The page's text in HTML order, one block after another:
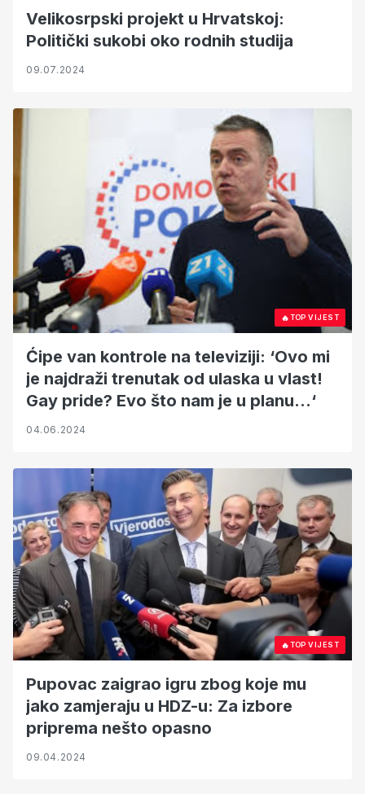
Velikosrpski projekt u Hrvatskoj:
Politički sukobi oko rodnih studija
09.07.2024
🔥TOP VIJEST
Ćipe van kontrole na televiziji: ‘Ovo mi
je najdraži trenutak od ulaska u vlast!
Gay pride? Evo što nam je u planu...‘
04.06.2024
🔥TOP VIJEST
Pupovac zaigrao igru zbog koje mu
jako zamjeraju u HDZ-u: Za izbore
priprema nešto opasno
09.04.2024